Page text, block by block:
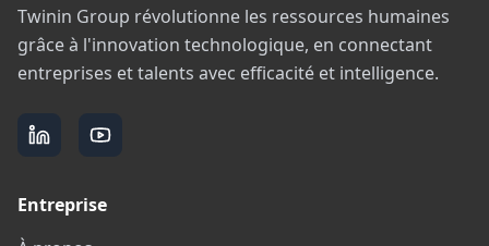
Twinin Group révolutionne les ressources humaines
grâce à l'innovation technologique, en connectant
entreprises et talents avec efficacité et intelligence.
Entreprise